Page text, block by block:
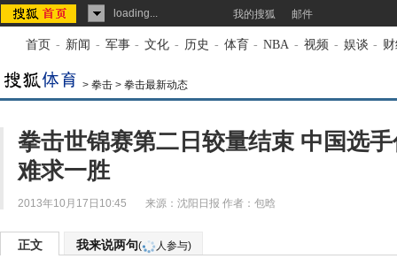
loading... 我的搜狐 邮件
首页 - 新闻 - 军事 - 文化 - 历史 - 体育 - NBA - 视频 - 娱谈 -
> 拳击 > 拳击最新动态
拳击世锦赛第二日较量结束 中国选
难求一胜
2013年10月17日10:45 来源： 沈阳日报 作者：包晗
正文 我来说两句( 人参与)